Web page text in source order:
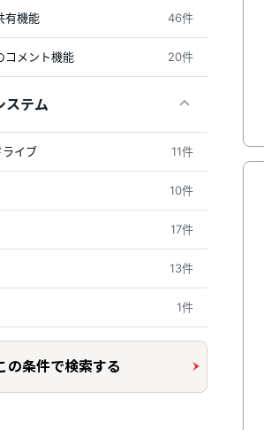
有機能 46件
コメント機能 20件
ステム
イブ 11件
10件
17件
13件
1件
の条件で検索する